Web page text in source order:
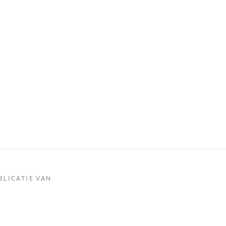
VAN